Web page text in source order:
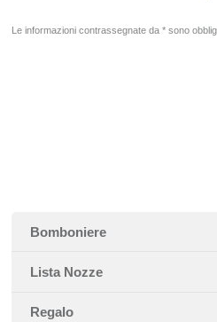
Le informazioni contrassegnate da * sono
Bomboniere
Lista Nozze
Regalo